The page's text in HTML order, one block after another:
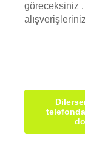
göreceksiniz